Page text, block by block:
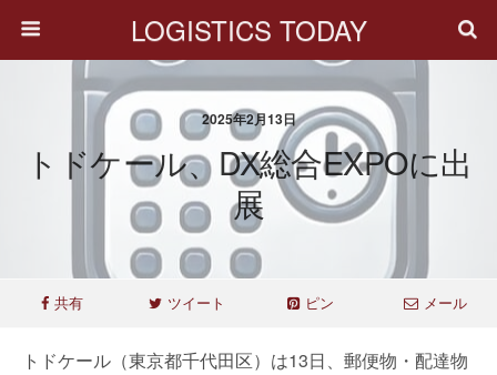
LOGISTICS TODAY
2025年2月13日
トドケール、DX総合EXPOに出
展
共有 ツイート ピン メール
トドケール（東京都千代田区）は13日、郵便物・配達物